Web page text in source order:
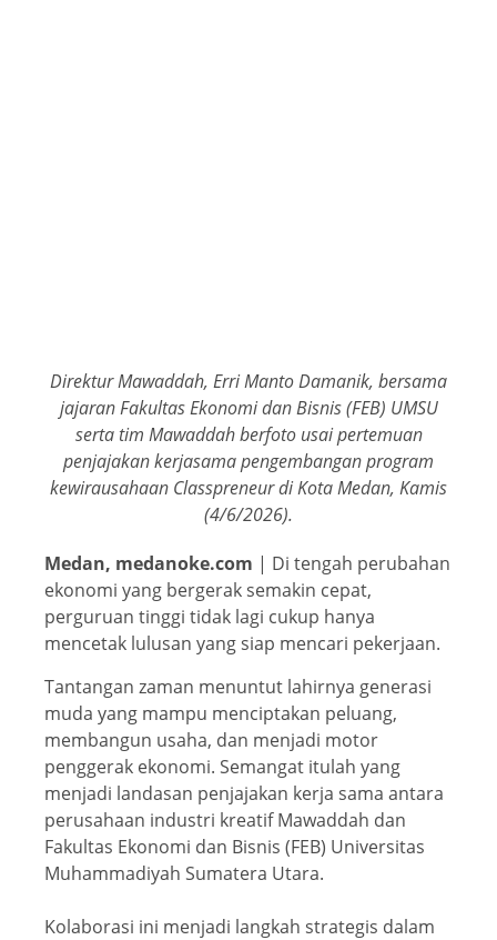
Direktur Mawaddah, Erri Manto Damanik, bersama
jajaran Fakultas Ekonomi dan Bisnis (FEB) UMSU
serta tim Mawaddah berfoto usai pertemuan
penjajakan kerjasama pengembangan program
kewirausahaan Classpreneur di Kota Medan, Kamis
(4/6/2026).
Medan, medanoke.com | Di tengah perubahan
ekonomi yang bergerak semakin cepat,
perguruan tinggi tidak lagi cukup hanya
mencetak lulusan yang siap mencari pekerjaan.
Tantangan zaman menuntut lahirnya generasi
muda yang mampu menciptakan peluang,
membangun usaha, dan menjadi motor
penggerak ekonomi. Semangat itulah yang
menjadi landasan penjajakan kerja sama antara
perusahaan industri kreatif Mawaddah dan
Fakultas Ekonomi dan Bisnis (FEB) Universitas
Muhammadiyah Sumatera Utara.
Kolaborasi ini menjadi langkah strategis dalam